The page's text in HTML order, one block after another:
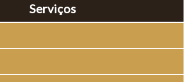
Serviços